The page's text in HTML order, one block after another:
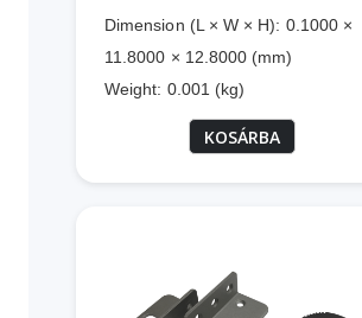
Dimension (L × W × H): 0.1000 ×
11.8000 × 12.8000 (mm)
Weight: 0.001 (kg)
KOSÁRBA